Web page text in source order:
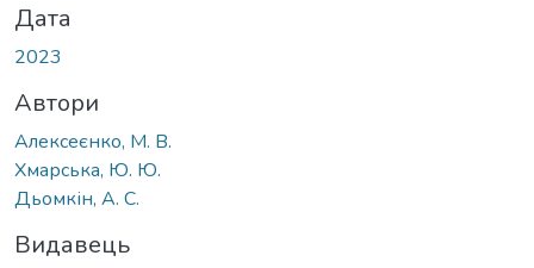
Дата
2023
Автори
Алексеєнко, М. В.
Хмарська, Ю. Ю.
Дьомкін, А. С.
Видавець